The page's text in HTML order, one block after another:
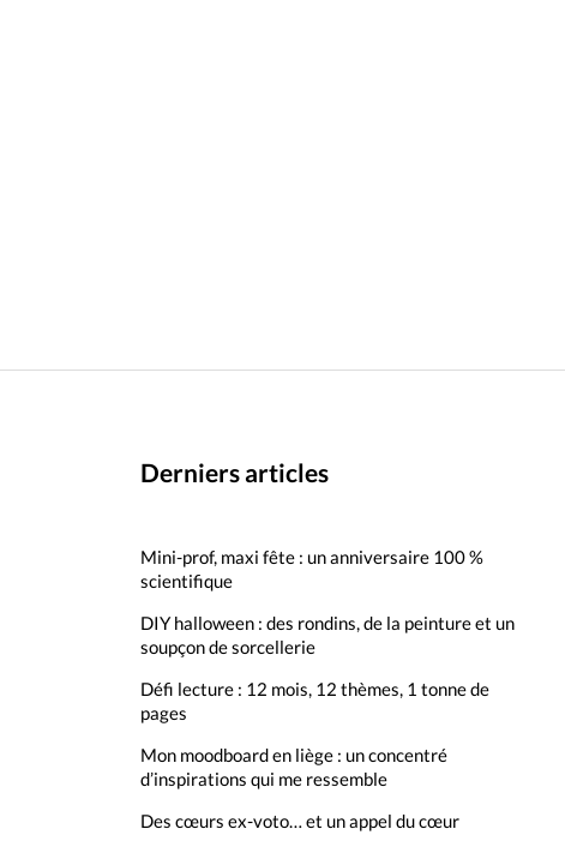
Derniers articles
Mini-prof, maxi fête : un anniversaire 100 %
scientifique
DIY halloween : des rondins, de la peinture et un
soupçon de sorcellerie
Défi lecture : 12 mois, 12 thèmes, 1 tonne de
pages
Mon moodboard en liège : un concentré
d’inspirations qui me ressemble
Des cœurs ex-voto… et un appel du cœur